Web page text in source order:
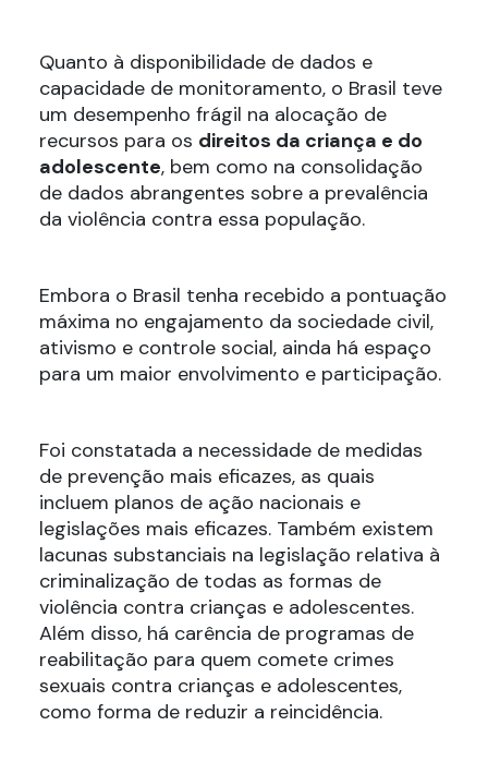
Quanto à disponibilidade de dados e
capacidade de monitoramento, o Brasil teve
um desempenho frágil na alocação de
recursos para os direitos da criança e do
adolescente, bem como na consolidação
de dados abrangentes sobre a prevalência
da violência contra essa população.
Embora o Brasil tenha recebido a pontuação
máxima no engajamento da sociedade civil,
ativismo e controle social, ainda há espaço
para um maior envolvimento e participação.
Foi constatada a necessidade de medidas
de prevenção mais eficazes, as quais
incluem planos de ação nacionais e
legislações mais eficazes. Também existem
lacunas substanciais na legislação relativa à
criminalização de todas as formas de
violência contra crianças e adolescentes.
Além disso, há carência de programas de
reabilitação para quem comete crimes
sexuais contra crianças e adolescentes,
como forma de reduzir a reincidência.